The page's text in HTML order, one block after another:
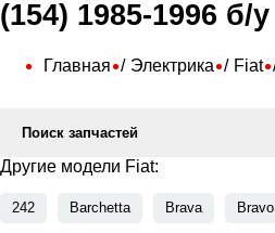
(154) 1985-1996 б/у
Главная Электрика Fiat
Поиск запчастей
Другие модели Fiat:
242 Barchetta Brava Bravo